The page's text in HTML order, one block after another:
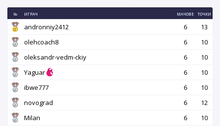
№ ИГРАЧ МАЧОВЕ ТОЧКИ
andronniy2412 6
13
olehcoach8
6
10
oleksandr-vedm-ckiy
6
10
Yaguar
6
10
ibwe777
6
10
novograd
6
12
Milan
6
10